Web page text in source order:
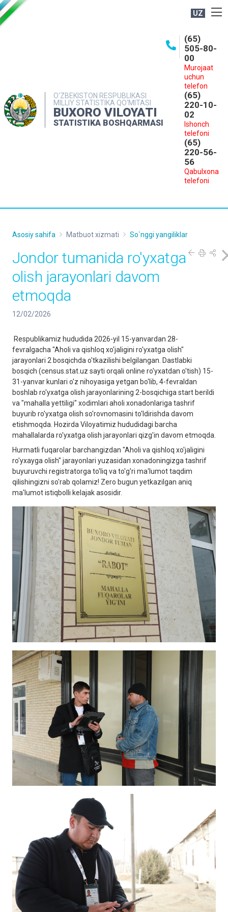
UZ
O‘ZBEKISTON RESPUBLIKASI
MILLIY STATISTIKA QO‘MITASI
BUXORO VILOYATI
STATISTIKA BOSHQARMASI
(65)
505-80-
00
Murojaat
uchun
telefon
(65)
220-10-
02
Ishonch
telefoni
(65)
220-56-
56
Qabulxona
telefoni
MATBUOT XIZMATI
MUROJAATLAR
Asosiy sahifa Matbuot xizmati So`nggi yangiliklar
Jondor tumanida ro'yxatga
olish jarayonlari davom
etmoqda
12/02/2026
Respublikamiz hududida 2026-yil 15-yanvardan 28-
fevralgacha "Aholi va qishloq xo'jaligini ro'yxatga olish"
jarayonlari 2 bosqichda o'tkazilishi belgilangan. Dastlabki
bosqich (census.stat.uz sayti orqali online ro'yxatdan o'tish) 15-
31-yanvar kunlari o'z nihoyasiga yetgan bo'lib, 4-fevraldan
boshlab ro'yxatga olish jarayonlarining 2-bosqichiga start berildi
va "mahalla yettiligi" xodimlari aholi xonadonlariga tashrif
buyurib ro'yxatga olish so'rovnomasini to'ldirishda davom
etishmoqda. Hozirda Viloyatimiz hududidagi barcha
mahallalarda ro'yxatga olish jarayonlari qizg'in davom etmoqda.
Hurmatli fuqarolar barchangizdan "Aholi va qishloq xo'jaligini
ro'yxayga olish" jarayonlari yuzasidan xonadoningizga tashrif
buyuruvchi registratorga to'liq va to'g'ri ma'lumot taqdim
qilishingizni so'rab qolamiz! Zero bugun yetkazilgan aniq
ma'lumot istiqbolli kelajak asosidir.